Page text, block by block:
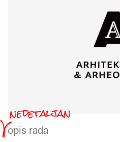
opis rada